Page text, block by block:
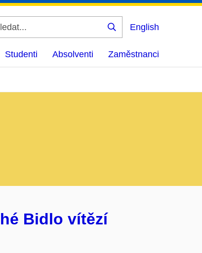
Vyhledat
English
Studenti Absolventi Zaměstnanci
Bidlo vítězí